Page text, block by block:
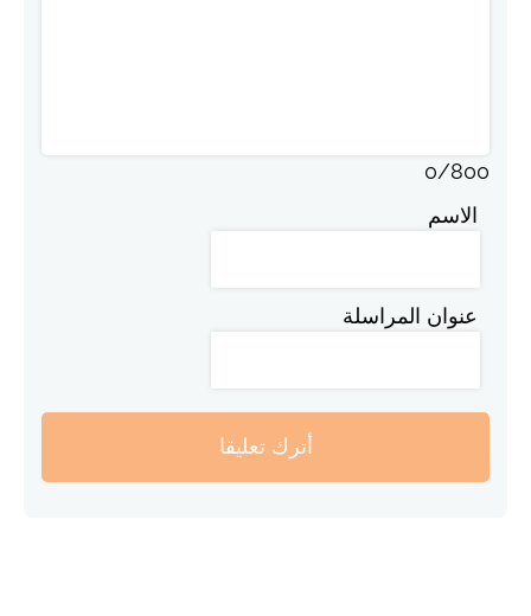
0/800
الاسم
عنوان المراسلة
أترك تعليقا